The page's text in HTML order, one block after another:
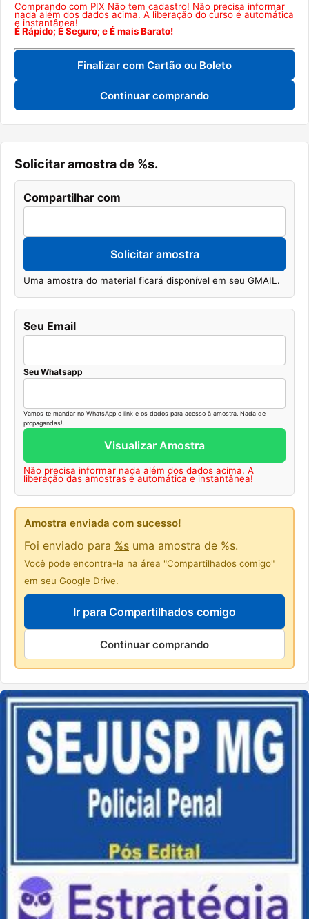
Comprando com PIX Não tem cadastro! Não precisa informar
nada além dos dados acima. A liberação do curso é automática
e instantânea!
É Rápido; É Seguro; e É mais Barato!
Finalizar com Cartão ou Boleto
Continuar comprando
Solicitar amostra de %s.
Compartilhar com
Solicitar amostra
Uma amostra do material ficará disponível em seu GMAIL.
Seu Email
Seu Whatsapp
Vamos te mandar no WhatsApp o link e os dados para acesso à amostra. Nada de
propagandas!.
Visualizar Amostra
Não precisa informar nada além dos dados acima. A
liberação das amostras é automática e instantânea!
Amostra enviada com sucesso!
Foi enviado para %s uma amostra de %s.
Você pode encontra-la na área "Compartilhados comigo"
em seu Google Drive.
Ir para Compartilhados comigo
Continuar comprando